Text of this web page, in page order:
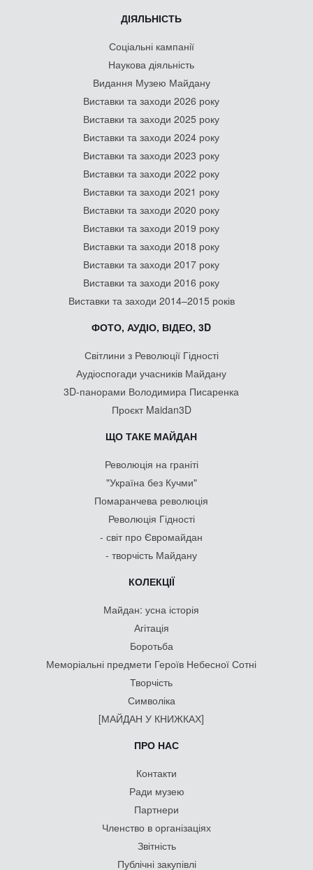
ДІЯЛЬНІСТЬ
Соціальні кампанії
Наукова діяльність
Видання Музею Майдану
Виставки та заходи 2026 року
Виставки та заходи 2025 року
Виставки та заходи 2024 року
Виставки та заходи 2023 року
Виставки та заходи 2022 року
Виставки та заходи 2021 року
Виставки та заходи 2020 року
Виставки та заходи 2019 року
Виставки та заходи 2018 року
Виставки та заходи 2017 року
Виставки та заходи 2016 року
Виставки та заходи 2014–2015 років
ФОТО, АУДІО, ВІДЕО, 3D
Світлини з Революції Гідності
Аудіоспогади учасників Майдану
3D-панорами Володимира Писаренка
Проєкт Maidan3D
ЩО ТАКЕ МАЙДАН
Революція на граніті
"Україна без Кучми"
Помаранчева революція
Революція Гідності
- світ про Євромайдан
- творчість Майдану
КОЛЕКЦІЇ
Майдан: усна історія
Агітація
Боротьба
Меморіальні предмети Героїв Небесної Сотні
Творчість
Символіка
[МАЙДАН У КНИЖКАХ]
ПРО НАС
Контакти
Ради музею
Партнери
Членство в організаціях
Звітність
Публічні закупівлі